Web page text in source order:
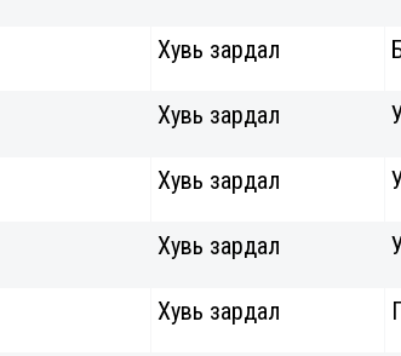
Хувь зардал
Хувь зардал
Хувь зардал
Хувь зардал
Хувь зардал